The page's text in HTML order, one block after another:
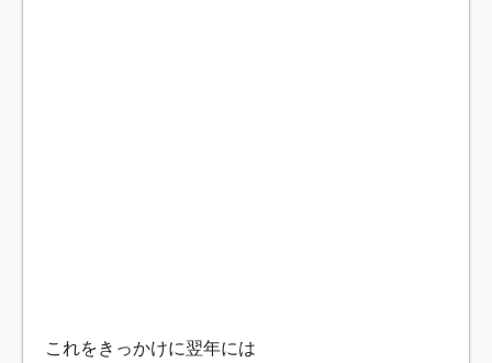
これをきっかけに翌年には